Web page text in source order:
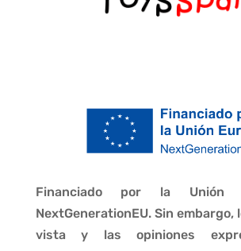
Financiado por la Unión
NextGenerationEU. Sin embargo,
vista y las opiniones